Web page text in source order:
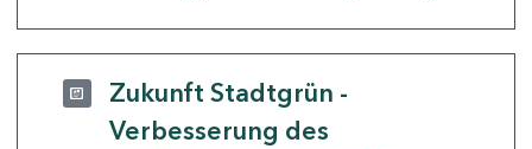
Zukunft Stadtgrün -
Verbesserung des